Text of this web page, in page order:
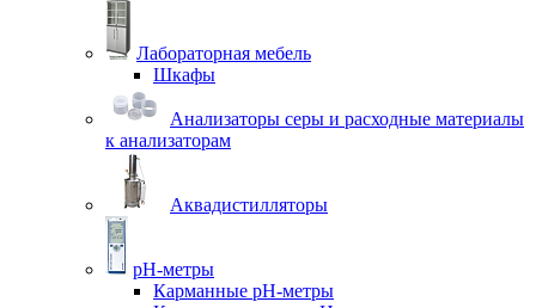
Лабораторная мебель
Шкафы
Анализаторы серы и расходные материалы
к анализаторам
Аквадистилляторы
pH-метры
Карманные pH-метры